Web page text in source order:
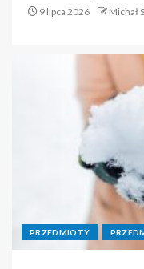
9 lipca 2026 Michał
PRZEDMIOTY